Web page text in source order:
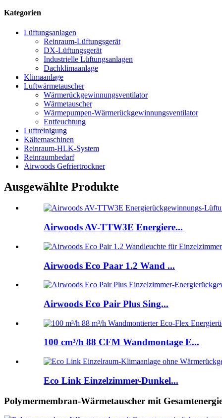
Kategorien
Lüftungsanlagen
Reinraum-Lüftungsgerät
DX-Lüftungsgerät
Industrielle Lüftungsanlagen
Dachklimaanlage
Klimaanlage
Luftwärmetauscher
Wärmerückgewinnungsventilator
Wärmetauscher
Wärmepumpen-Wärmerückgewinnungsventilator
Entfeuchtung
Luftreinigung
Kältemaschinen
Reinraum-HLK-System
Reinraumbedarf
Airwoods Gefriertrockner
Ausgewählte Produkte
Airwoods AV-TTW3E Energiere...
Airwoods Eco Paar 1.2 Wand ...
Airwoods Eco Pair Plus Sing...
100 cm³/h 88 CFM Wandmontage E...
Eco Link Einzelzimmer-Dunkel...
Polymermembran-Wärmetauscher mit